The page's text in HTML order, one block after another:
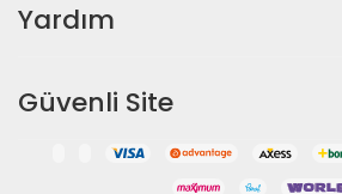
Yardım
Güvenli Site